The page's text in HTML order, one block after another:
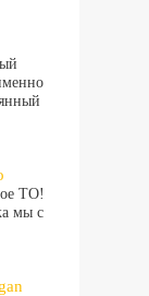
ТО!
мы с